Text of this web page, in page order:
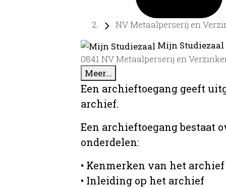
NV Metaalperserij en
Mijn
0841 NV Metaalperserij en
Meer...
Een archieftoegang geeft
archief.
Een archieftoegang bestaat
onderdelen:
• Kenmerken van het archief
• Inleiding op het archief